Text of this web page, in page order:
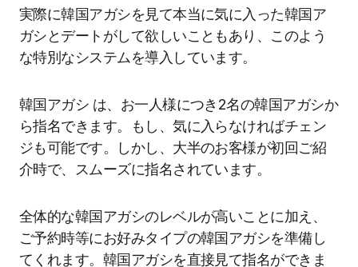
実際に韓国アガシを見て本当に気に入った韓国ア
ガシとデートがして欲しいこともあり、このよう
な特別なシステムを導入しています。
韓国アガシ は、お一人様につき2名の韓国アガシか
ら指名できます。もし、気に入らなければチェン
ジも可能です。しかし、大半のお客様が初回ご紹
介時で、スムーズに指名されています。
全体的な韓国アガシのレベルが高いことに加え、
ご予約時等にお好みタイプの韓国アガシを準備し
てくれます。韓国アガシを直接見て指名ができま